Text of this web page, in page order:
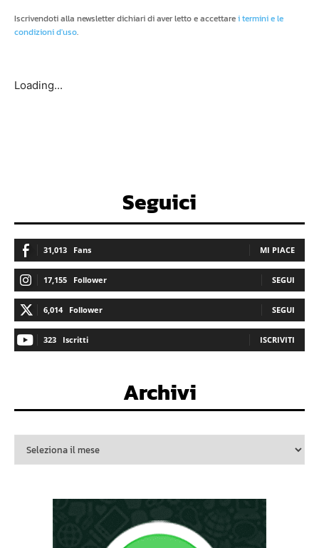
Iscrivendoti alla newsletter dichiari di aver letto e accettarei termini e le
condizioni d'uso.
Loading...
Seguici
31,013 Fans MI PIACE
17,155 Follower SEGUI
6,014 Follower SEGUI
323 Iscritti ISCRIVITI
Archivi